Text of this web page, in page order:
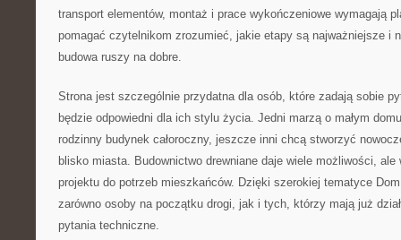
transport elementów, montaż i prace wykończeniowe wymagają
pomagać czytelnikom zrozumieć, jakie etapy są najważniejsze i
budowa ruszy na dobre.
Strona jest szczególnie przydatna dla osób, które zadają sobie
będzie odpowiedni dla ich stylu życia. Jedni marzą o małym
rodzinny budynek całoroczny, jeszcze inni chcą stworzyć
blisko miasta. Budownictwo drewniane daje wiele możliwości, ale
projektu do potrzeb mieszkańców. Dzięki szerokiej tematyce
zarówno osoby na początku drogi, jak i tych, którzy mają już
pytania techniczne.